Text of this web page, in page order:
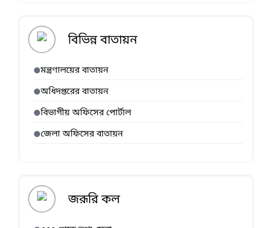
বিভিন্ন বাতায়ন
মন্ত্রণালয়ের বাতায়ন
অধিদপ্তরের বাতায়ন
বিভাগীয় অফিসের পোর্টাল
জেলা অফিসের বাতায়ন
জরূরি কল